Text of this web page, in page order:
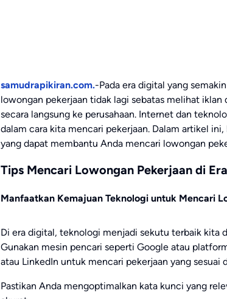
samudrapikiran.com.-Pada era digital yang
lowongan pekerjaan tidak lagi sebatas melihat
secara langsung ke perusahaan. Internet dan
dalam cara kita mencari pekerjaan. Dalam artikel
yang dapat membantu Anda mencari lowongan
Tips Mencari Lowongan Pekerjaan di
Manfaatkan Kemajuan Teknologi untuk Mencari
Di era digital, teknologi menjadi sekutu terbaik kita
Gunakan mesin pencari seperti Google atau
atau LinkedIn untuk mencari pekerjaan yang sesuai
Pastikan Anda mengoptimalkan kata kunci yang